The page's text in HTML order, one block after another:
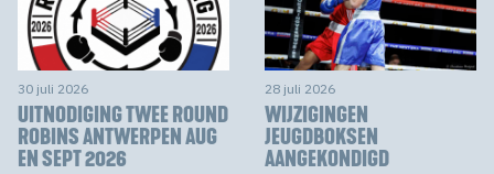
30 juli 2026
UITNODIGING TWEE ROUND
ROBINS ANTWERPEN AUG
EN SEPT 2026
28 juli 2026
WIJZIGINGEN
JEUGDBOKSEN
AANGEKONDIGD